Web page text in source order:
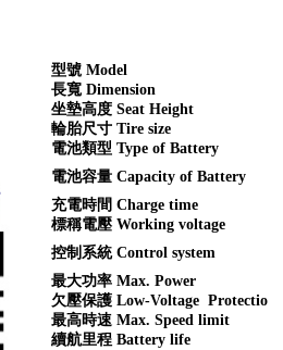
型號 Model
長寬 Dimension
坐墊高度 Seat Height
輪胎尺寸 Tire size
電池類型 Type of Battery
電池容量 Capacity of Battery
充電時間 Charge time
標稱電壓 Working voltage
控制系統 Control system
最大功率 Max. Power
欠壓保護 Low-Voltage Protectio
最高時速 Max. Speed limit
續航里程 Battery life